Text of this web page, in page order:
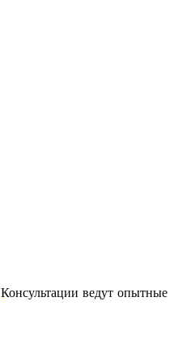
Консультации ведут опытные